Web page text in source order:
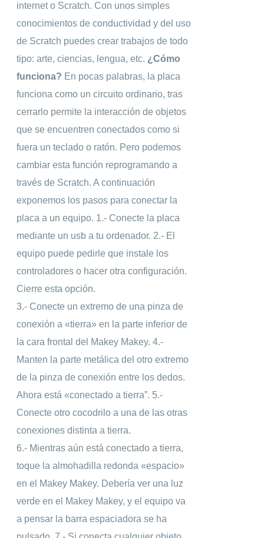
internet o Scratch. Con unos simples
conocimientos de conductividad y del uso
de Scratch puedes crear trabajos de todo
tipo: arte, ciencias, lengua, etc. ¿Cómo
funciona? En pocas palabras, la placa
funciona como un circuito ordinario, tras
cerrarlo permite la interacción de objetos
que se encuentren conectados como si
fuera un teclado o ratón. Pero podemos
cambiar esta función reprogramando a
través de Scratch. A continuación
exponemos los pasos para conectar la
placa a un equipo. 1.- Conecte la placa
mediante un usb a tu ordenador. 2.- El
equipo puede pedirle que instale los
controladores o hacer otra configuración.
Cierre esta opción.
3.- Conecte un extremo de una pinza de
conexión a «tierra» en la parte inferior de
la cara frontal del Makey Makey. 4.-
Manten la parte metálica del otro extremo
de la pinza de conexión entre los dedos.
Ahora está «conectado a tierra”. 5.-
Conecte otro cocodrilo a una de las otras
conexiones distinta a tierra.
6.- Mientras aún está conectado a tierra,
toque la almohadilla redonda «espacio»
en el Makey Makey. Debería ver una luz
verde en el Makey Makey, y el equipo va
a pensar la barra espaciadora se ha